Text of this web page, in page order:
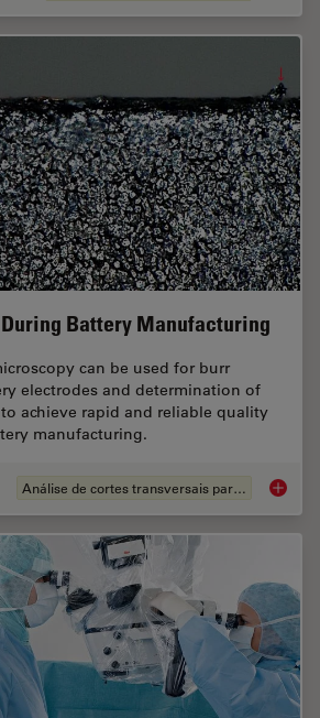
Battery Manufacturing
can be used for burr
electrodes and determination of
achieve rapid and reliable quality
manufacturing.
Análise de cortes transversais para componentes eletrônicos Burr